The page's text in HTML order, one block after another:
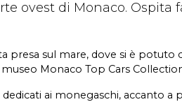
ovest di Monaco.
presa sul mare, dove si è
Monaco Top Cars
ai monegaschi, accanto a